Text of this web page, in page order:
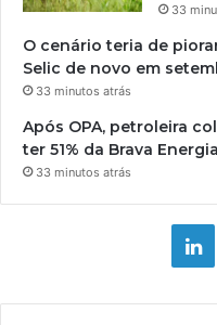
33
O cenário teria de
Selic de novo em
33 minutos atrás
Após OPA, petroleira
ter 51% da Brava Energia
33 minutos atrás